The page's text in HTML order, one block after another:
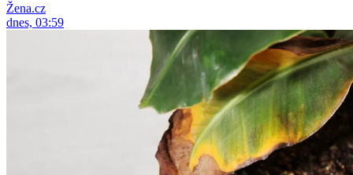
Žena.cz
dnes, 03:59